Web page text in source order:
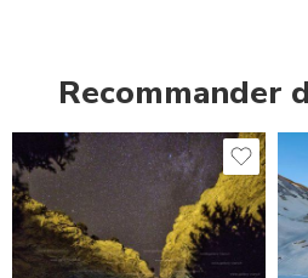
Recommander